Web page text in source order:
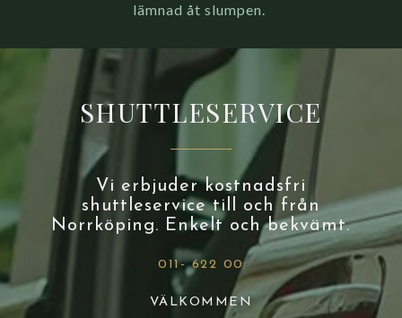
lämnad åt slumpen.
SHUTTLESERVICE
Vi erbjuder kostnadsfri
shuttleservice till och från
Norrköping. Enkelt och bekvämt.
011- 622 00
VÄLKOMMEN